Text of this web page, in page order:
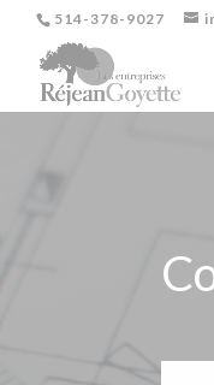
514-378-9027